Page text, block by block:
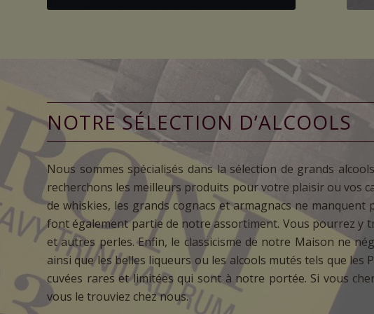
NOTRE SÉLECTION D’ALCOOLS
Nous sommes spécialisés dans la sélection de grands
recherchons les meilleurs produits pour votre plaisir ou vos
de whiskies, les grands cognacs et armagnacs ne
font également partie de notre assortiment. Vous pourrez y
et autres perles. Enfin, le classicisme de notre Maison ne
ainsi que les belles liqueurs ou les alcools mutés tels que
cuvées rares et limitées qui sont à notre portée. Si vous
vous le trouviez chez nous.